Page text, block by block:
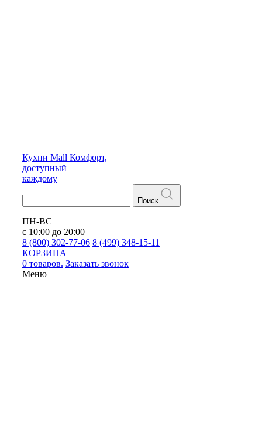
Кухни Mall Комфорт,
доступный
каждому
Поиск
ПН-ВС
с 10:00 до 20:00
8 (800) 302-77-06 8 (499) 348-15-11
КОРЗИНА
0 товаров. Заказать звонок
Меню